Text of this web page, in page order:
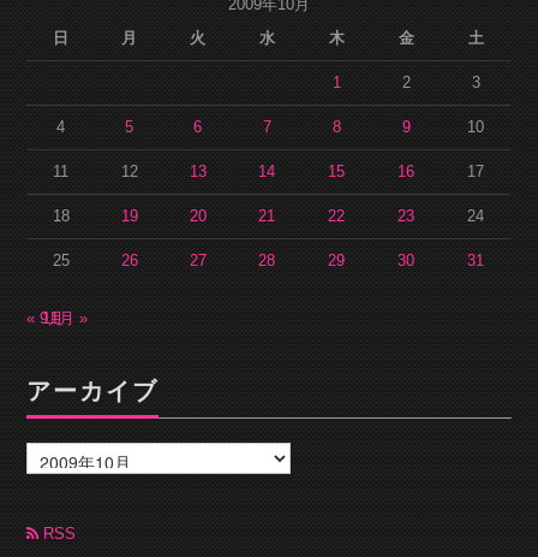
2009年10月
日
月 火 水 木 金 土
1 2 3
4 5 6 7 8 9 10
11 12 13 14 15 16 17
18 19 20 21 22 23 24
25 26 27 28 29 30 31
« 9月
11月 »
アーカイブ
ー
カ
ブ RSS